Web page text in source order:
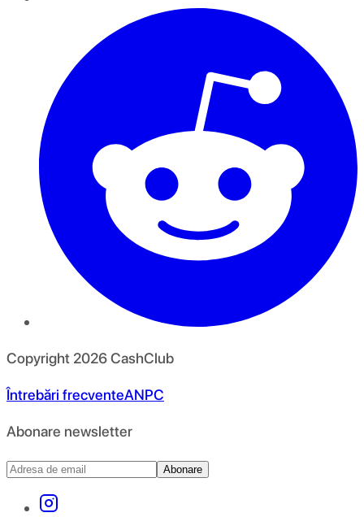
Copyright 2026CashClub
Întrebări frecventeANPC
Abonare newsletter
Abonare